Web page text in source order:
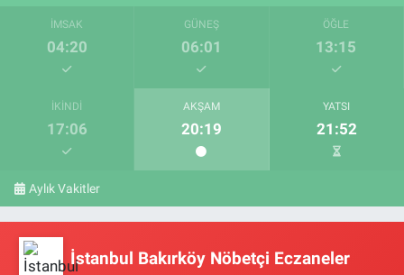
İMSAK
04:20
GÜNEŞ
06:01
ÖĞLE
13:15
İKINDI
17:06
AKŞAM
20:19
YATSI
21:52
Aylık Vakitler
İstanbul Bakırköy Nöbetçi Eczaneler